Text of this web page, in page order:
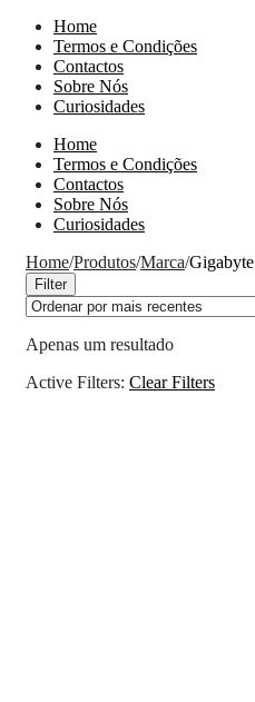
Home
Termos e Condições
Contactos
Sobre Nós
Curiosidades
Home
Termos e Condições
Contactos
Sobre Nós
Curiosidades
Home/Produtos/Marca/Gigabyte
Filter
Apenas um resultado
Active Filters: Clear Filters